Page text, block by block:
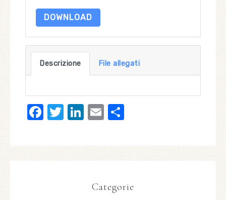
DOWNLOAD
Descrizione File allegati
Facebook
Twitter
LinkedIn
Email
Categorie